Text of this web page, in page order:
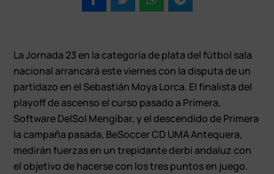
La Jornada 23 en la categoría de plata del fútbol sala
nacional arrancará este viernes con la disputa de un
partidazo en el Sebastián Moya Lorca. El finalista del
playoff de ascenso el curso pasado a Primera,
Software DelSol Mengíbar, y el descendido de Primera
la campaña pasada, BeSoccer CD UMA Antequera,
medirán fuerzas en un trepidante derbi andaluz con
el objetivo de hacerse con los tres puntos en juego.